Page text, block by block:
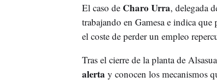
El caso de Charo Urra, delegada
trabajando en Gamesa e indica que
el coste de perder un empleo
Tras el cierre de la planta de
alerta y conocen los mecanismos